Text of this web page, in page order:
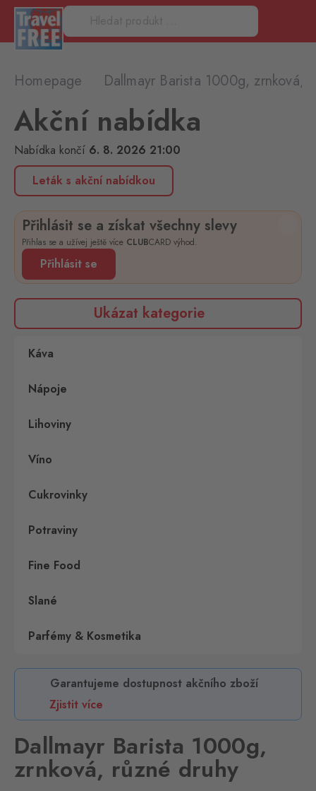
Homepage Dallmayr Barista 1000g, zrnková,
Akční nabídka
Nabídka končí 6. 8. 2026 21:00
Leták s akční nabídkou
Přihlásit se a získat všechny slevy
Přihlas se a užívej ještě více CLUBCARD výhod.
Přihlásit se
Ukázat kategorie
Káva
Nápoje
Lihoviny
Víno
Cukrovinky
Potraviny
Fine Food
Slané
Parfémy & Kosmetika
Garantujeme dostupnost akčního zboží
Zjistit více
Dallmayr Barista 1000g,
zrnková, různé druhy